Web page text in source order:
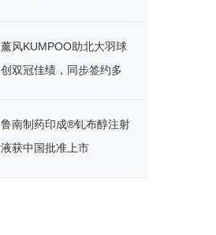
薰风KUMPOO助北大羽球
创双冠佳绩，同步签约多
鲁南制药印成®钆布醇注射
液获中国批准上市